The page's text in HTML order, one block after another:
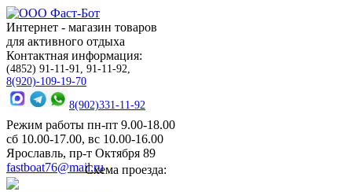
Интернет - магазин товаров
для активного отдыха
Контактная информация:
(4852) 91-11-91, 91-11-92,
8(920)-109-19-70
8(902)331-11-92
Режим работы пн-пт 9.00-18.00
сб 10.00-17.00, вс 10.00-16.00
Ярославль, пр-т Октября 89
fastboat76@mail.ruСхема проезда: